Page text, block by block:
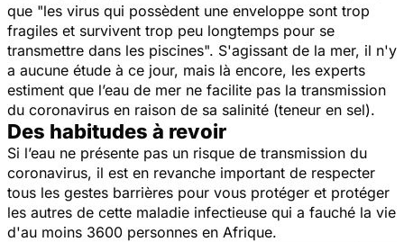
que "les virus qui possèdent une enveloppe sont trop
fragiles et survivent trop peu longtemps pour se
transmettre dans les piscines". S'agissant de la mer, il n'y
a aucune étude à ce jour, mais là encore, les experts
estiment que l’eau de mer ne facilite pas la transmission
du coronavirus en raison de sa salinité (teneur en sel).
Des habitudes à revoir
Si l’eau ne présente pas un risque de transmission du
coronavirus, il est en revanche important de respecter
tous les gestes barrières pour vous protéger et protéger
les autres de cette maladie infectieuse qui a fauché la vie
d'au moins 3600 personnes en Afrique.